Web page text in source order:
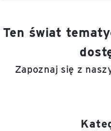
Ten świat
Zapoznaj się z